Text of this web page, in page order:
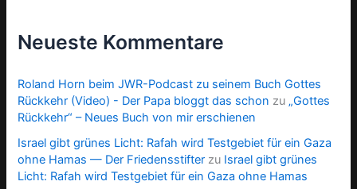
Neueste Kommentare
Roland Horn beim JWR-Podcast zu seinem Buch Gottes
Rückkehr (Video) - Der Papa bloggt das schon zu „Gottes
Rückkehr“ – Neues Buch von mir erschienen
Israel gibt grünes Licht: Rafah wird Testgebiet für ein Gaza
ohne Hamas — Der Friedensstifter zu Israel gibt grünes
Licht: Rafah wird Testgebiet für ein Gaza ohne Hamas